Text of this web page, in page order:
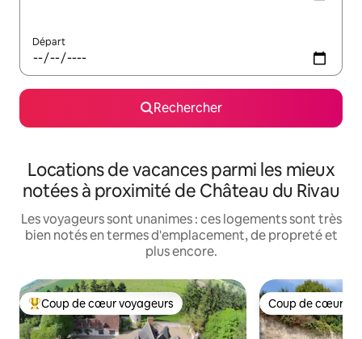
Départ
Rechercher
Locations de vacances parmi les mieux
notées à proximité de Château du Rivau
Les voyageurs sont unanimes : ces logements sont très
bien notés en termes d'emplacement, de propreté et
plus encore.
Coups de cœur voyageurs les plus appréciés
Coup de cœur voyageurs Coup de cœur
Coup de cœur